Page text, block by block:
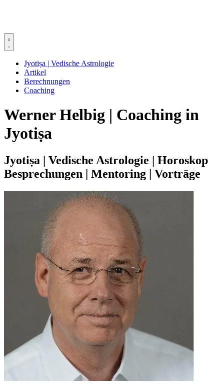
Jyotiṣa | Vedische Astrologie
Artikel
Berechnungen
Coaching
Werner Helbig | Coaching in
Jyotiṣa
Jyotiṣa | Vedische Astrologie | Horoskop
Besprechungen | Mentoring | Vorträge